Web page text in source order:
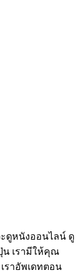
ะดูหนังออนไลน์ ดู
น เรามีให้คุณ
ราอัพเดทตอน